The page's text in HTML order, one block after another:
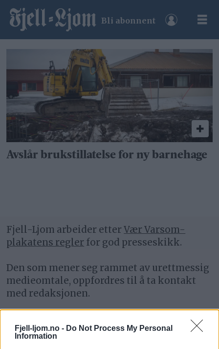
Fjell-ljom.no - Do Not Process My Personal
Information
Bli abonnent
ysterhagaveien
Avslår brukstillatelse for ny barnehage
Fjell-Ljom arbeider etterVær Varsom-
plakatens regler for god presseskikk.
Den som mener seg rammet av urettmessig
medieomtale, oppfordres til å ta kontakt
med redaksjonen.
klageorgan som behandler klager mot